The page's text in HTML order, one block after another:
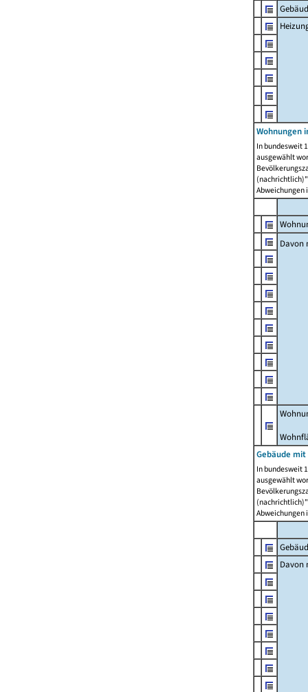
Wohnungen
In bundesweit
ausgewählt
Abweichungen
Davon
Gebäude
In bundesweit
ausgewählt
Abweichungen
Davon